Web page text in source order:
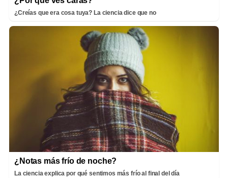
¿Creías que era cosa tuya? La ciencia dice que no
¿Notas más frío de noche?
La ciencia explica por qué sentimos más frío al final del día